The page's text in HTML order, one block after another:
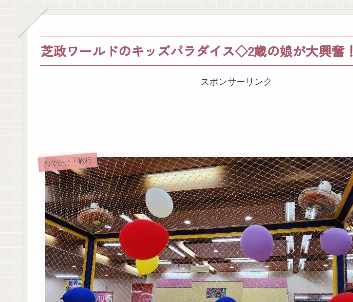
芝政ワールドのキッズパラダイス◇2歳の娘が大興奮！
スポンサーリンク
おでかけ・旅行